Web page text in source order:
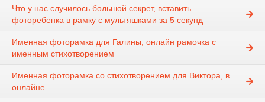
Что у нас случилось большой секрет, вставить
фоторебенка в рамку с мультяшками за 5 секунд
Именная фоторамка для Галины, онлайн рамочка с
именным стихотворением
Именная фоторамка со стихотворением для Виктора, в
онлайне